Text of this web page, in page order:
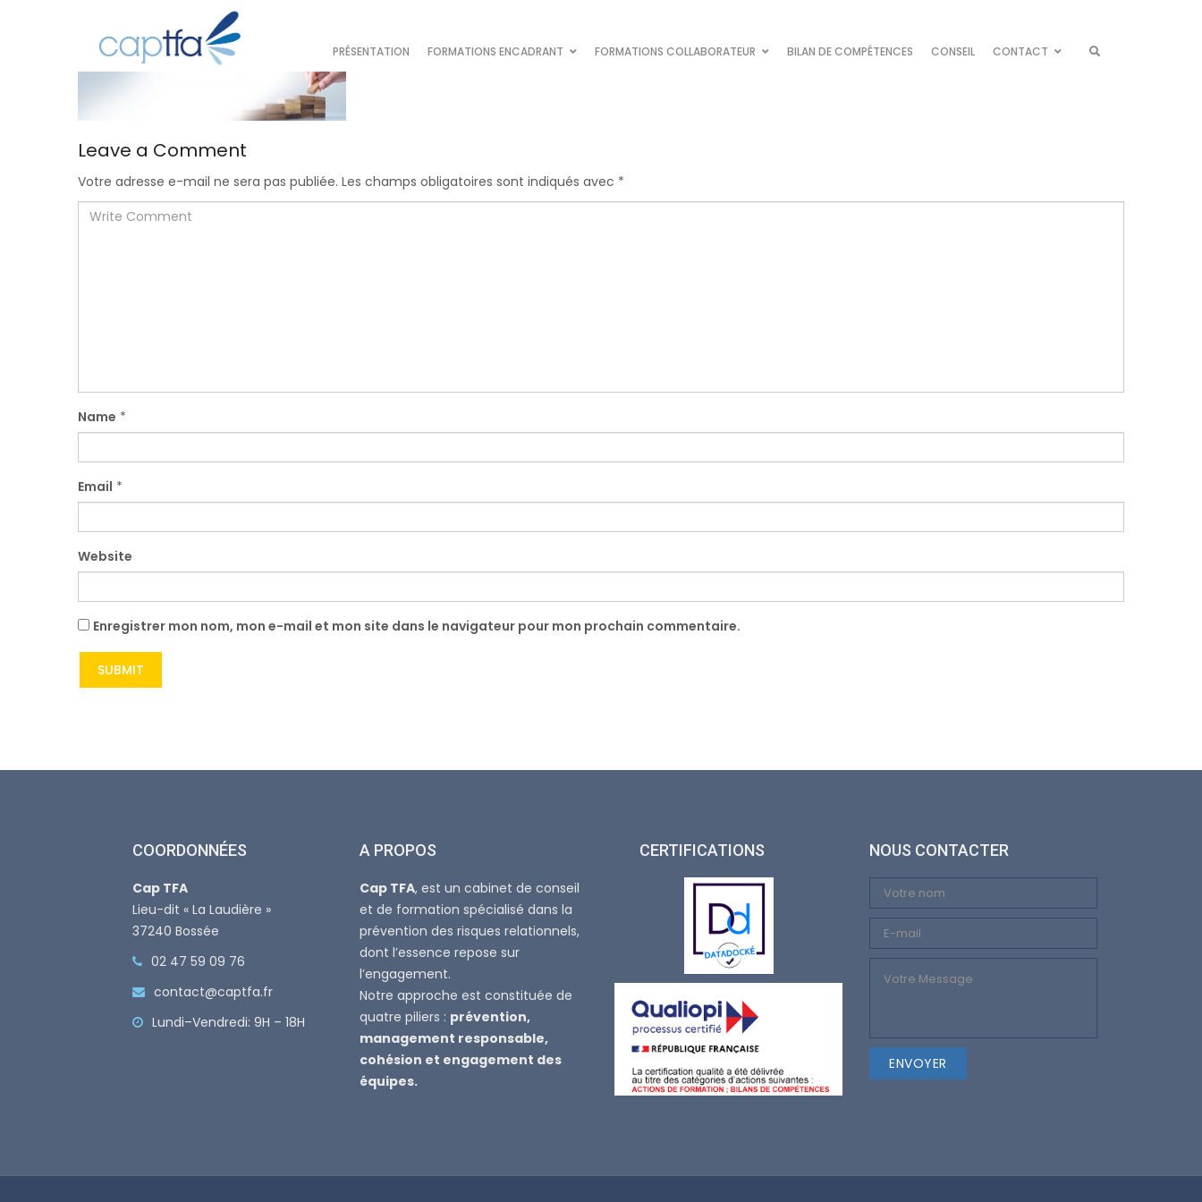
PRÉSENTATION FORMATIONS ENCADRANT FORMATIONS COLLABORATEUR BILAN DE COMPÉTENCES CONSEIL CONTACT
Leave a Comment
Votre adresse e-mail ne sera pas publiée. Les champs obligatoires sont indiqués avec *
Name *
Email *
Website
Enregistrer mon nom, mon e-mail et mon site dans le navigateur pour mon prochain commentaire.
COORDONNÉES
Cap TFA
Lieu-dit « La Laudière »
37240 Bossée
02 47 59 09 76
contact@captfa.fr
Lundi–Vendredi: 9H – 18H
A PROPOS
Cap TFA, est un cabinet de conseil
et de formation spécialisé dans la
prévention des risques relationnels,
dont l’essence repose sur
l’engagement.
Notre approche est constituée de
quatre piliers : prévention,
management responsable,
cohésion et engagement des
équipes.
CERTIFICATIONS NOUS CONTACTER